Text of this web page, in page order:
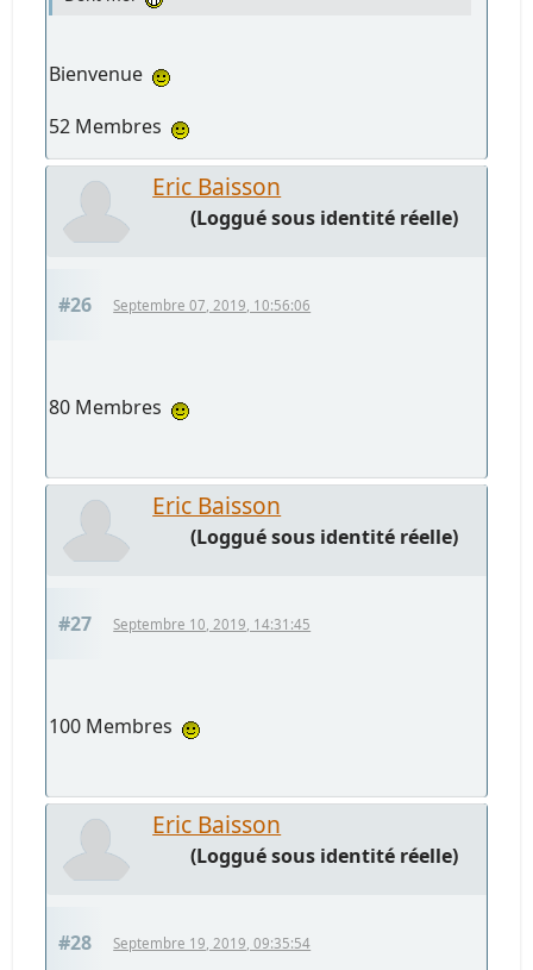
Bienvenue
52 Membres
Eric Baisson
(Loggué sous identité réelle)
#26 Septembre 07, 2019, 10:56:06
80 Membres
Eric Baisson
(Loggué sous identité réelle)
#27 Septembre 10, 2019, 14:31:45
100 Membres
Eric Baisson
(Loggué sous identité réelle)
#28 Septembre 19, 2019, 09:35:54